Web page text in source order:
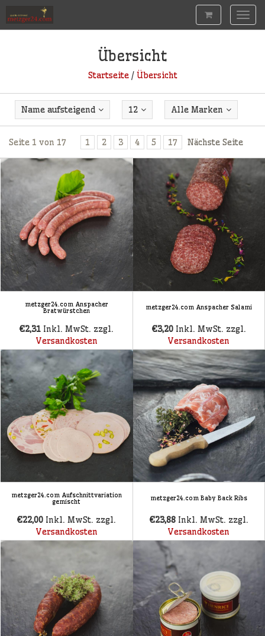
Übersicht
Startseite/ Übersicht
Name aufsteigend 12 Alle Marken
Seite 1 von 17 1 2 3 4 5 17 Nächste Seite
metzger24.com Anspacher
Bratwürstchen
€2,31 Inkl. MwSt. zzgl.
Versandkosten
metzger24.com Anspacher Salami
€3,20 Inkl. MwSt. zzgl.
Versandkosten
metzger24.com Aufschnittvariation
gemischt
€22,00 Inkl. MwSt. zzgl.
Versandkosten
metzger24.com Baby Back Ribs
€23,88 Inkl. MwSt. zzgl.
Versandkosten